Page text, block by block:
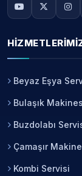
Beyaz Eşya
Bulaşık
Buzdolabı
Çamaşır
Kombi Servisi